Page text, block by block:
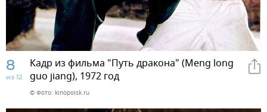
8
из 12
Кадр из фильма "Путь дракона" (Meng long
guo jiang), 1972 год
© Фото: kinopoisk.ru